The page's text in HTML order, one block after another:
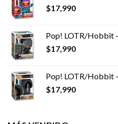
$17,990
Pop! LOTR/Hobbit
$17,990
Pop! LOTR/Hobbit
$17,990